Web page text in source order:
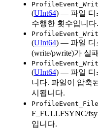
(UInt64) — 파일 디
수행한 횟수입니
(UInt64) — 파일 디
(write/pwrite)가 실
(UInt64) — 파일 디
니다. 파일이 압축
시됩니다.
F_FULLFSYNC/
입니다.